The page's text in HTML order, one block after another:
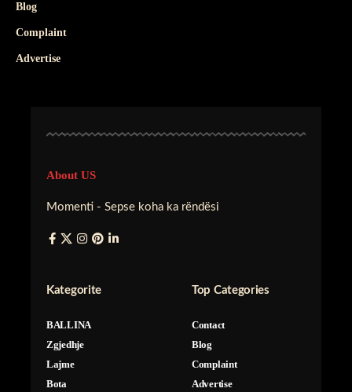
Blog
Complaint
Advertise
About US
Momenti - Sepse koha ka rëndësi
Kategorite
BALLINA
Zgjedhje
Lajme
Bota
Top Categories
Contact
Blog
Complaint
Advertise